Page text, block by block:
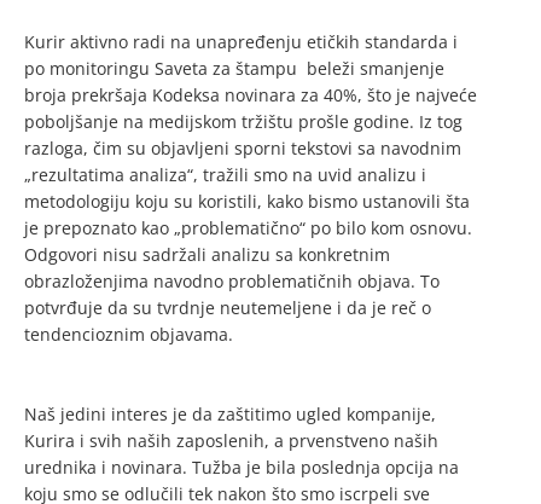
Kurir aktivno radi na unapređenju etičkih standarda i
po monitoringu Saveta za štampu beleži smanjenje
broja prekršaja Kodeksa novinara za 40%, što je najveće
poboljšanje na medijskom tržištu prošle godine. Iz tog
razloga, čim su objavljeni sporni tekstovi sa navodnim
„rezultatima analiza“, tražili smo na uvid analizu i
metodologiju koju su koristili, kako bismo ustanovili šta
je prepoznato kao „problematično“ po bilo kom osnovu.
Odgovori nisu sadržali analizu sa konkretnim
obrazloženjima navodno problematičnih objava. To
potvrđuje da su tvrdnje neutemeljene i da je reč o
tendencioznim objavama.
Naš jedini interes je da zaštitimo ugled kompanije,
Kurira i svih naših zaposlenih, a prvenstveno naših
urednika i novinara. Tužba je bila poslednja opcija na
koju smo se odlučili tek nakon što smo iscrpeli sve